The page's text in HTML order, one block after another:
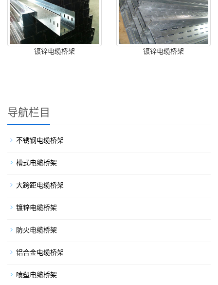
镀锌电缆桥架 镀锌电缆桥架
导航栏目
不锈钢电缆桥架
槽式电缆桥架
大跨距电缆桥架
镀锌电缆桥架
防火电缆桥架
铝合金电缆桥架
喷塑电缆桥架